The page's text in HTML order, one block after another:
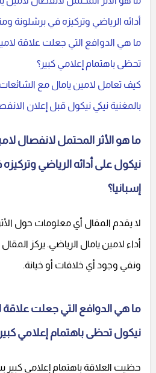
أدائه الرياضي وتركيزه في برشلونة
ما هي الدوافع التي جعلت علاقة
تحظى باهتمام إعلامي كبير؟
كيف تعامل لامين يامال مع
بالمغنية نيكي نيكول قبل إعلان
ما هو الأثر المحتمل لانفصال
نيكول على أدائه الرياضي
إسبانيا؟
لا يقدم المقال أي معلومات حول
أداء لامين يامال الرياضي. يركز
ونفي وجود أي خلافات أو خيانة.
ما هي الدوافع التي جعلت علاقة
نيكول تحظى باهتمام إعلامي
حظيت العلاقة باهتمام إعلامي